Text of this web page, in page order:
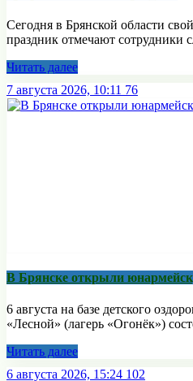
Сегодня в Брянской области
праздник отмечают сотрудники
Читать далее
7 августа 2026, 10:11 76
В Брянске открыли
6 августа на базе детского
«Лесной» (лагерь «Огонёк»)
Читать далее
6 августа 2026, 15:24 102